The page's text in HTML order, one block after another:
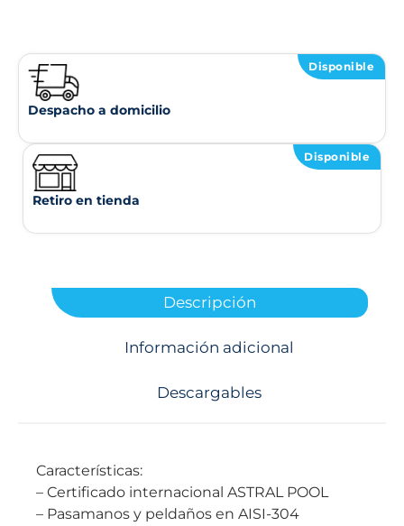
Disponible
Despacho a domicilio
Disponible
Retiro en tienda
Descripción
Información adicional
Descargables
Características:
– Certificado internacional ASTRAL POOL
– Pasamanos y peldaños en AISI-304